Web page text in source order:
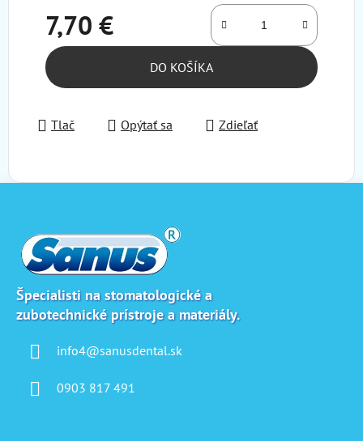
7,70 €
Jednotková cena:
DO KOŠÍKA
Tlač Opýtať sa Zdieľať
Špecialisti na stomatologické a
zubotechnické prístroje a materiály.
info4@sanusdental.sk
0903 817 491